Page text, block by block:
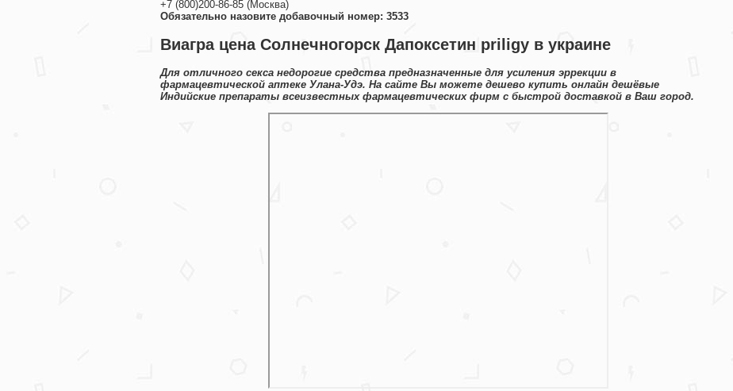
+7 (800)200-86-85 (Москва)
Обязательно назовите добавочный номер: 3533
Виагра цена Солнечногорск Дапоксетин priligy в украине
Для отличного секса недорогие средства предназначенные для усиления эррекции в
фармацевтической аптеке Улана-Удэ. На сайте Вы можете дешево купить онлайн дешёвые
Индийские препараты всеизвестных фармацевтических фирм с быстрой доставкой в Ваш город.